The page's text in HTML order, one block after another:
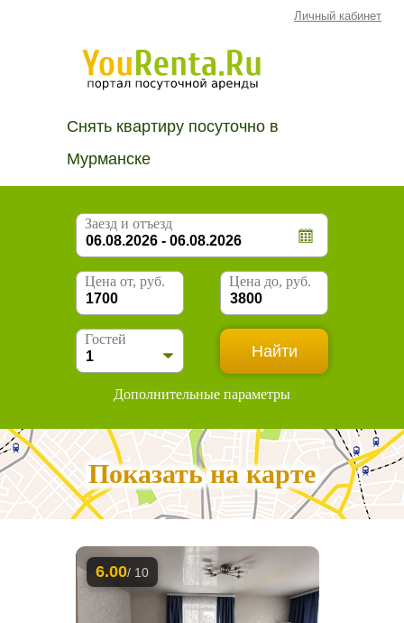
Личный кабинет
Снять квартиру посуточно в
Мурманске
Заезд и отъезд
Цена от, руб. Цена до, руб.
Гостей
Дополнительные параметры
Показать на карте
6.00/ 10